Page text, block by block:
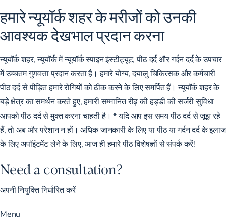
हमारे न्यूयॉर्क शहर के मरीजों को उनकी
आवश्यक देखभाल प्रदान करना
न्यूयॉर्क शहर, न्यूयॉर्क में न्यूयॉर्क स्पाइन इंस्टीट्यूट, पीठ दर्द और गर्दन दर्द के उपचार
में उच्चतम गुणवत्ता प्रदान करता है। हमारे योग्य, दयालु चिकित्सक और कर्मचारी
पीठ दर्द से पीड़ित हमारे रोगियों को ठीक करने के लिए समर्पित हैं। न्यूयॉर्क शहर के
बड़े क्षेत्र का समर्थन करते हुए, हमारी सम्मानित रीढ़ की हड्डी की सर्जरी सुविधा
आपको पीठ दर्द से मुक्त करना चाहती है। * यदि आप इस समय पीठ दर्द से जूझ रहे
हैं, तो अब और परेशान न हों। अधिक जानकारी के लिए या पीठ या गर्दन दर्द के इलाज
के लिए अपॉइंटमेंट लेने के लिए, आज ही हमारे पीठ विशेषज्ञों से संपर्क करें!
Need a consultation?
अपनी नियुक्ति निर्धारित करें
Menu